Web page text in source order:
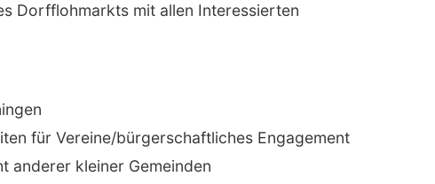
Dorfflohmarkts mit allen Interessierten
für Vereine/bürgerschaftliches Engagement
anderer kleiner Gemeinden